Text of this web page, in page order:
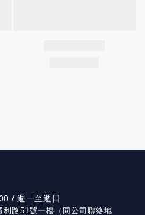
/ 週一至週日
路51號一樓（同公司聯絡地